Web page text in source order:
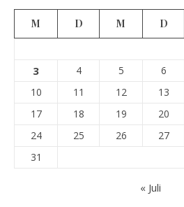
M D M D
3 4 5 6
10
11 12 13
17
18 19 20
24
25 26 27
31
« Juli